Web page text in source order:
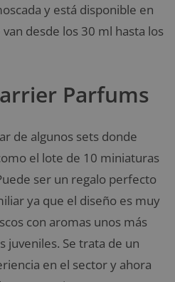
y está disponible en
desde los 30 ml hasta los
Parfums
de algunos sets donde
el lote de 10 miniaturas
ser un regalo perfecto
ya que el diseño es muy
con aromas unos más
juveniles. Se trata de un
en el sector y ahora